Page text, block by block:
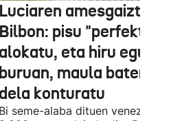
Luciaren amesgaiztoa
Bilbon: pisu "perfektua"
alokatu, eta hiru egunen
buruan, maula baten
dela konturatu
Bi seme-alaba dituen venezuelar